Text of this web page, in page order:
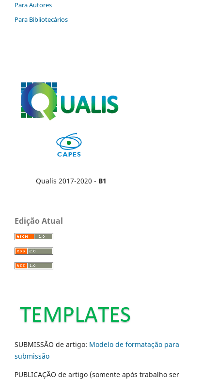
Para Autores
Para Bibliotecários
Qualis 2017-2020 - B1
Edição Atual
SUBMISSÃO de artigo: Modelo de formatação para
submissão
PUBLICAÇÃO de artigo (somente após trabalho ser